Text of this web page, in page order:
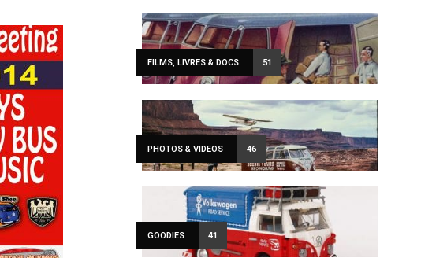
FILMS, LIVRES & DOCS 51
PHOTOS & VIDEOS 46
GOODIES 41